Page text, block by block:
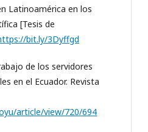
Latinoamérica en los
[Tesis de
bit.ly/3Dyffgd
de los servidores
en el Ecuador. Revista
article/view/720/694